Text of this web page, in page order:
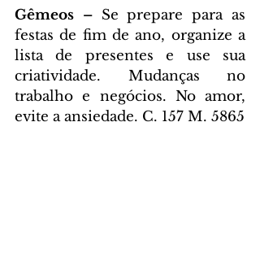
Gêmeos – Se prepare para as
festas de fim de ano, organize a
lista de presentes e use sua
criatividade. Mudanças no
trabalho e negócios. No amor,
evite a ansiedade. C. 157 M. 5865